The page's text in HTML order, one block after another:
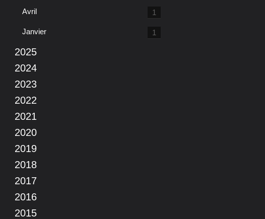
Avril 1
Janvier 1
2025
2024
2023
2022
2021
2020
2019
2018
2017
2016
2015